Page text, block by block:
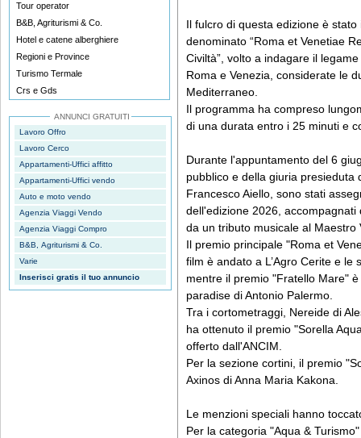
Tour operator
B&B, Agriturismi & Co.
Hotel e catene alberghiere
Regioni e Province
Turismo Termale
Crs e Gds
ANNUNCI GRATUITI
Lavoro Offro
Lavoro Cerco
Appartamenti-Uffici affitto
Appartamenti-Uffici vendo
Auto e moto vendo
Agenzia Viaggi Vendo
Agenzia Viaggi Compro
B&B, Agriturismi & Co.
Varie
Inserisci gratis il tuo annuncio
Il fulcro di questa edizione è
denominato “Roma et Venetiae
Civiltà”, volto a indagare il
Roma e Venezia, considerate le
Mediterraneo.
Il programma ha compreso
di una durata entro i 25 minuti e
Durante l'appuntamento del 6
pubblico e della giuria
Francesco Aiello, sono stati
dell'edizione 2026,
da un tributo musicale al Maestro
Il premio principale "Roma et
film è andato a L’Agro Cerite e le
mentre il premio "Fratello Mare"
paradise di Antonio Palermo.
Tra i cortometraggi, Nereide di
ha ottenuto il premio "Sorella
offerto dall'ANCIM.
Per la sezione cortini, il premio
Axinos di Anna Maria Kakona.
Le menzioni speciali hanno
Per la categoria "Aqua &